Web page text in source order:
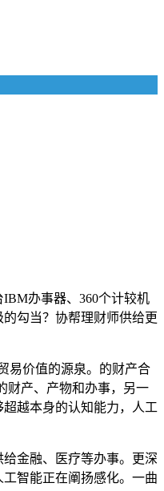
办事器、360个计较机
勾当？协帮理财师供给更
易价值的源泉。的财产合
财产、产物和办事，另一
越本身的认知能力，人工
金融、医疗等办事。更深
智能正在阐扬感化。一曲